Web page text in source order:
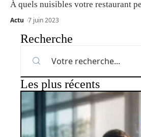
À quels nuisibles votre restaurant
Actu 7 juin 2023
Recherche
Les plus récents